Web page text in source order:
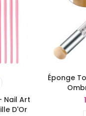
Nail Art
D'Or
Éponge